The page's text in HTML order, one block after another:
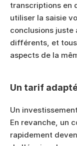
transcriptions en
utiliser la saisie
conclusions juste
différents, et
aspects de la
Un tarif
Un
En revanche, un
rapidement